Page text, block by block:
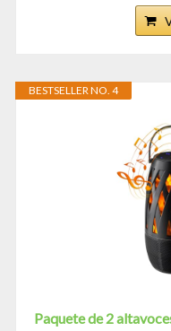
BESTSELLER NO. 4
Paquete de 2